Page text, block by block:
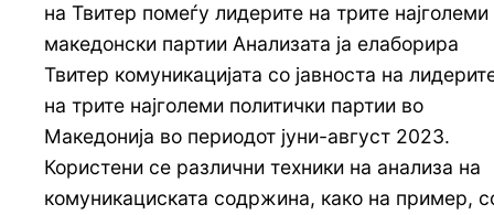
на Твитер помеѓу лидерите на трите најголеми
македонски партии Анализата ја елаборира
Твитер комуникацијата со јавноста на
на трите најголеми политички партии во
Македонија во периодот јуни-август 2023.
Користени се различни техники на анализа на
комуникациската содржина, како на пример,